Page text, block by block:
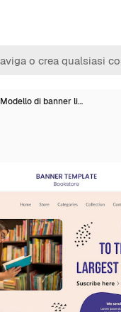
Modello di banner li…